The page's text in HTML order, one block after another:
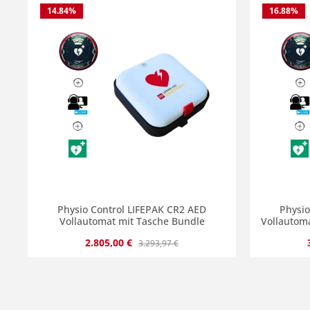
Produkt Anzahl: Gib den
14.84%
Physio Control LIFEPAK CR2 AED
Vollautomat mit Tasche Bundle
Verkaufspreis:
2.805,00 € Regulärer Preis:
3.293,97 €
16.88%